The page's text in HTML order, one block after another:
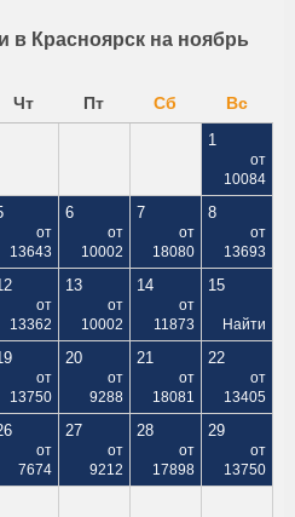
Красноярск на ноябрь
Чт Пт Сб Вс
1
от
10084
от
13643
6
от
10002
7
от
18080
8
от
13693
от
13362
13
от
10002
14
от
11873
15
Найти
от
13750
20
от
9288
21
от
18081
22
от
13405
от
7674
27
от
9212
28
от
17898
29
от
13750